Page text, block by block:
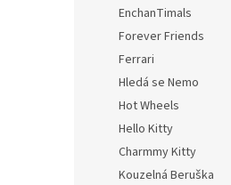
EnchanTimals
Forever Friends
Ferrari
Hledá se Nemo
Hot Wheels
Hello Kitty
Charmmy Kitty
Kouzelná Beruška